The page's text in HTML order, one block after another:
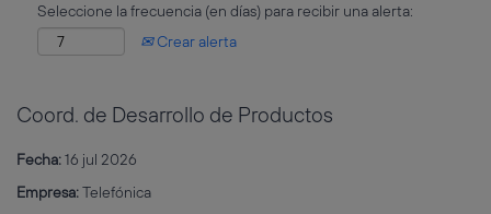
Seleccione la frecuencia (en días) para recibir una alerta:
Crear alerta
Coord. de Desarrollo de Productos
Fecha:16 jul 2026
Empresa:Telefónica